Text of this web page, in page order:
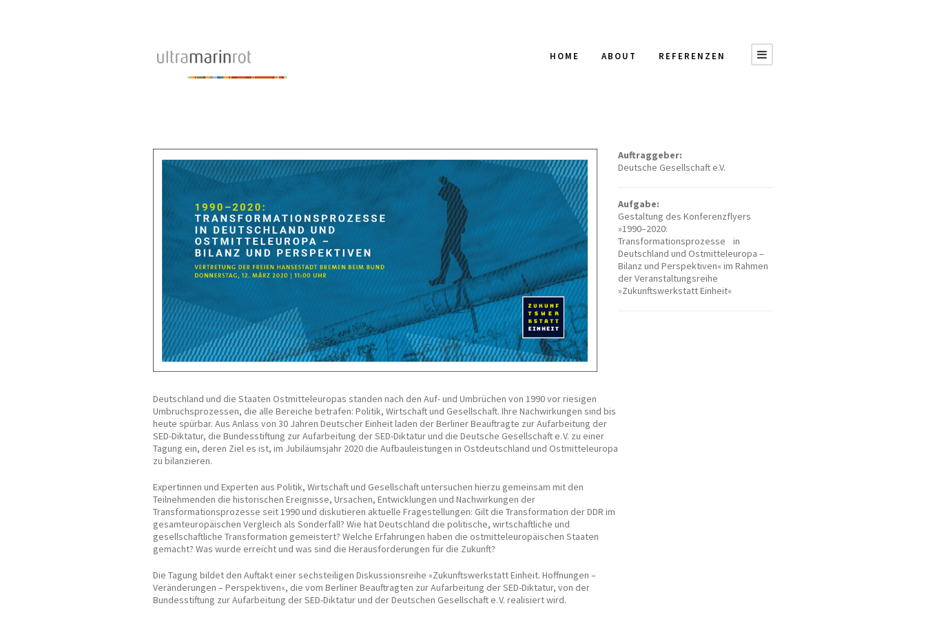
HOME ABOUT REFERENZEN
Auftraggeber:
Deutsche Gesellschaft e.V.
Aufgabe:
Gestaltung des Konferenzflyers
»1990–2020:
Transformationsprozesse in
Deutschland und Ostmitteleuropa –
Bilanz und Perspektiven« im Rahmen
der Veranstaltungsreihe
»Zukunftswerkstatt Einheit«
Deutschland und die Staaten Ostmitteleuropas standen nach den Auf- und Umbrüchen von 1990 vor riesigen
Umbruchsprozessen, die alle Bereiche betrafen: Politik, Wirtschaft und Gesellschaft. Ihre Nachwirkungen sind bis
heute spürbar. Aus Anlass von 30 Jahren Deutscher Einheit laden der Berliner Beauftragte zur Aufarbeitung der
SED-Diktatur, die Bundesstiftung zur Aufarbeitung der SED-Diktatur und die Deutsche Gesellschaft e. V. zu einer
Tagung ein, deren Ziel es ist, im Jubiläumsjahr 2020 die Aufbauleistungen in Ostdeutschland und Ostmitteleuropa
zu bilanzieren.
Expertinnen und Experten aus Politik, Wirtschaft und Gesellschaft untersuchen hierzu gemeinsam mit den
Teilnehmenden die historischen Ereignisse, Ursachen, Entwicklungen und Nachwirkungen der
Transformationsprozesse seit 1990 und diskutieren aktuelle Fragestellungen: Gilt die Transformation der DDR im
gesamteuropäischen Vergleich als Sonderfall? Wie hat Deutschland die politische, wirtschaftliche und
gesellschaftliche Transformation gemeistert? Welche Erfahrungen haben die ostmitteleuropäischen Staaten
gemacht? Was wurde erreicht und was sind die Herausforderungen für die Zukunft?
Die Tagung bildet den Auftakt einer sechsteiligen Diskussionsreihe »Zukunftswerkstatt Einheit. Hoffnungen –
Veränderungen – Perspektiven«, die vom Berliner Beauftragten zur Aufarbeitung der SED-Diktatur, von der
Bundesstiftung zur Aufarbeitung der SED-Diktatur und der Deutschen Gesellschaft e. V. realisiert wird.